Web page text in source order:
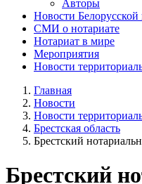
Авторы
Новости
СМИ о нотариате
Нотариат в мире
Мероприятия
Новости
Главная
Новости
Новости
Брестская область
Брестский
Брестский